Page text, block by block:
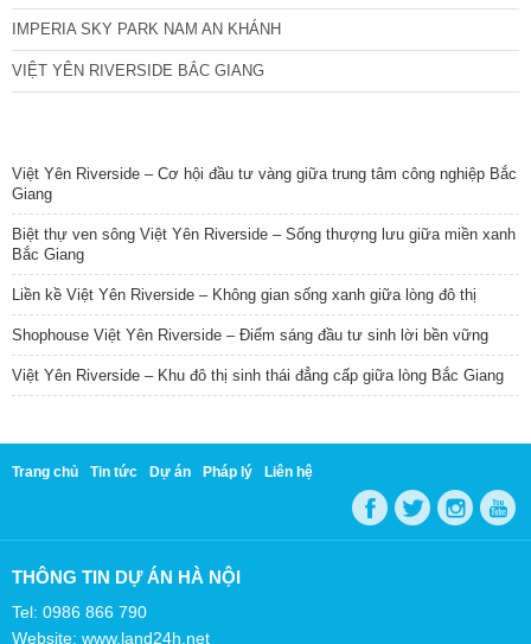
IMPERIA SKY PARK NAM AN KHÁNH
VIỆT YÊN RIVERSIDE BẮC GIANG
Việt Yên Riverside – Cơ hội đầu tư vàng giữa trung tâm công nghiệp Bắc
Giang
Biệt thự ven sông Việt Yên Riverside – Sống thượng lưu giữa miền xanh
Bắc Giang
Liền kề Việt Yên Riverside – Không gian sống xanh giữa lòng đô thị
Shophouse Việt Yên Riverside – Điểm sáng đầu tư sinh lời bền vững
Việt Yên Riverside – Khu đô thị sinh thái đẳng cấp giữa lòng Bắc Giang
Trang chủ Tin tức Dự án Pháp lý Liên hệ
THÔNG TIN DỰ ÁN HÀ NỘI
Tel: 0986 866 790
Website: www.land24h.net